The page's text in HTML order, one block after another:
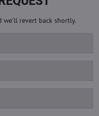
we'll revert back shortly.